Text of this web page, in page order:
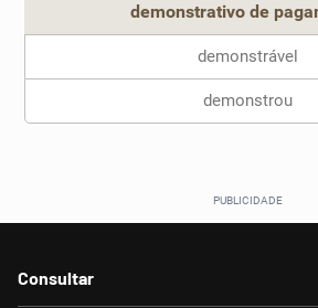
Dicionário
Sinônimos
demonstrativo de
demonstrável
demonstrou
Consultar